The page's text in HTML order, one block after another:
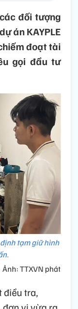
đối tượng
án KAYPLE
đoạt tài
gọi đầu tư
tạm giữ hình
Ảnh: TTXVN phát
điều tra,